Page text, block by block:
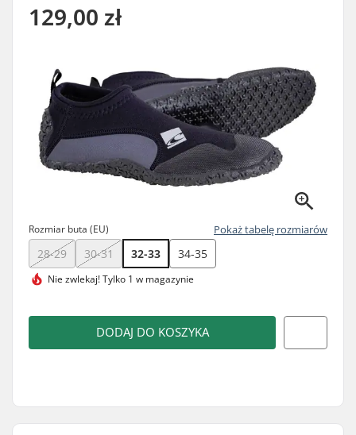
129,00 zł
Rozmiar buta (EU) Pokaż tabelę rozmiarów
28-29 30-31 32-33 34-35
Nie zwlekaj!Tylko 1 w magazynie
DODAJ DO KOSZYKA